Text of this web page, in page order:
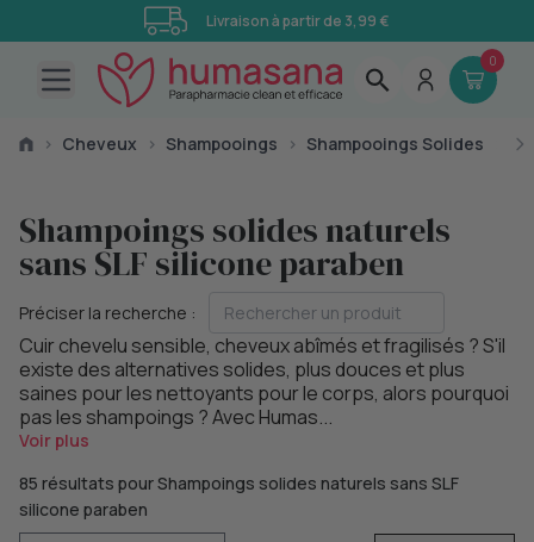
Livraison à partir de 3,99 €
Open main menu
0
› Cheveux › Shampooings › Shampooings Solides
Shampoings solides naturels
sans SLF silicone paraben
Préciser la recherche :
Cuir chevelu sensible, cheveux abîmés et fragilisés ? S'il
existe des alternatives solides, plus douces et plus
saines pour les nettoyants pour le corps, alors pourquoi
pas les shampoings ? Avec Humas...
Voir plus
85 résultats pour Shampoings solides naturels sans SLF
silicone paraben